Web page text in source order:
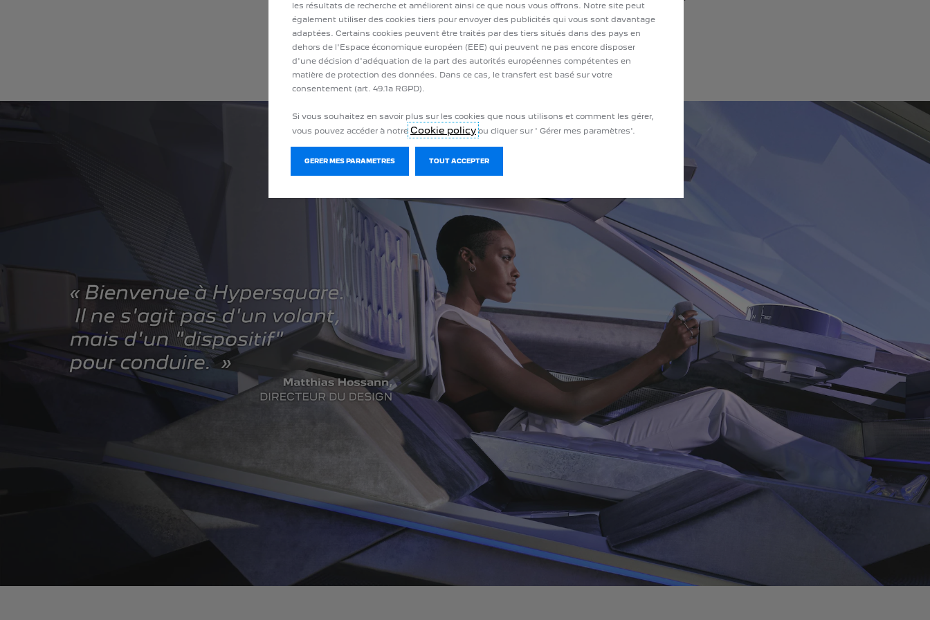
avec un écran HDMI et des rangements
intelligents.
les résultats de recherche et améliorent ainsi ce que nous vous offrons. Notre site peut
également utiliser des cookies tiers pour envoyer des publicités qui vous sont davantage
adaptées. Certains cookies peuvent être traités par des tiers situés dans des pays en
dehors de l'Espace économique européen (EEE) qui peuvent ne pas encore disposer
d'une décision d'adéquation de la part des autorités européennes compétentes en
matière de protection des données. Dans ce cas, le transfert est basé sur votre
consentement (art. 49.1a RGPD).
Si vous souhaitez en savoir plus sur les cookies que nous utilisons et comment les gérer,
vous pouvez accéder à notre Cookie policy ou cliquer sur ' Gérer mes paramètres'.
GERER MES PARAMETRES TOUT ACCEPTER